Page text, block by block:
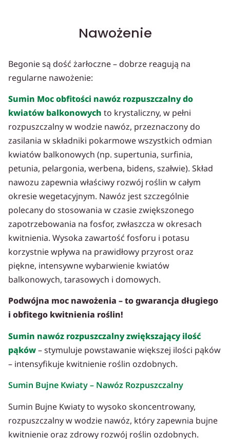
Nawożenie
Begonie są dość żarłoczne – dobrze reagują na
regularne nawożenie:
Sumin Moc obfitości nawóz rozpuszczalny do
kwiatów balkonowych to krystaliczny, w pełni
rozpuszczalny w wodzie nawóz, przeznaczony do
zasilania w składniki pokarmowe wszystkich odmian
kwiatów balkonowych (np. supertunia, surfinia,
petunia, pelargonia, werbena, bidens, szałwie). Skład
nawozu zapewnia właściwy rozwój roślin w całym
okresie wegetacyjnym. Nawóz jest szczególnie
polecany do stosowania w czasie zwiększonego
zapotrzebowania na fosfor, zwłaszcza w okresach
kwitnienia. Wysoka zawartość fosforu i potasu
korzystnie wpływa na prawidłowy przyrost oraz
piękne, intensywne wybarwienie kwiatów
balkonowych, tarasowych i domowych.
Podwójna moc nawożenia – to gwarancja długiego
i obfitego kwitnienia roślin!
Sumin nawóz rozpuszczalny zwiększający ilość
pąków– stymuluje powstawanie większej ilości pąków
– intensyfikuje kwitnienie roślin ozdobnych.
Sumin Bujne Kwiaty – Nawóz Rozpuszczalny
Sumin Bujne Kwiaty to wysoko skoncentrowany,
rozpuszczalny w wodzie nawóz, który zapewnia bujne
kwitnienie oraz zdrowy rozwój roślin ozdobnych.